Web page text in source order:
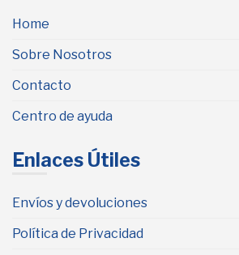
Home
Sobre Nosotros
Contacto
Centro de ayuda
Enlaces Útiles
Envíos y devoluciones
Política de Privacidad